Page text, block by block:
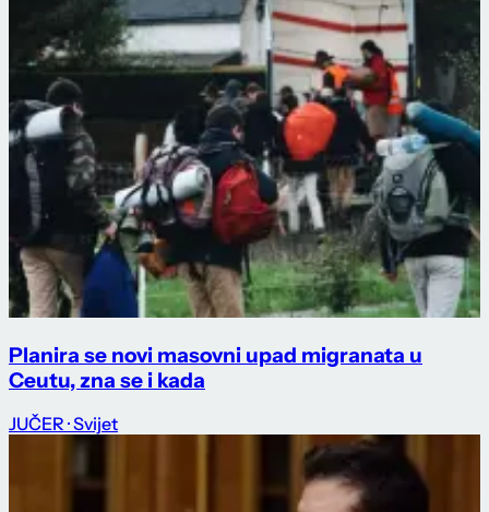
Planira se novi masovni upad migranata u
Ceutu, zna se i kada
JUČER · Svijet